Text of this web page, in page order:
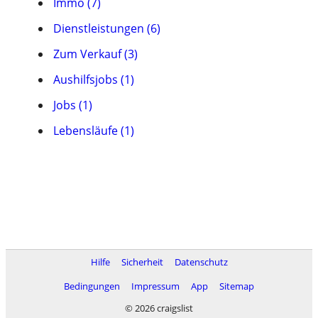
Dienstleistungen (6)
Zum Verkauf (3)
Aushilfsjobs (1)
Jobs (1)
Lebensläufe (1)
Hilfe Sicherheit
Datenschutz
Bedingungen
Impressum App
Sitemap
© 2026 craigslist